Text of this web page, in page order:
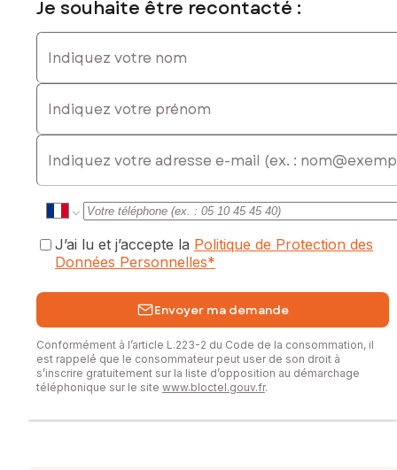
Je souhaite être recontacté :
Indiquez votre nom
Indiquez votre prénom
E-mail
J’ai lu et j’accepte la Politique de Protection des
Données Personnelles*
Envoyer ma demande
Conformément à l’article L.223-2 du Code de la consommation, il
est rappelé que le consommateur peut user de son droit à
s’inscrire gratuitement sur la liste d’opposition au démarchage
téléphonique sur le site www.bloctel.gouv.fr.